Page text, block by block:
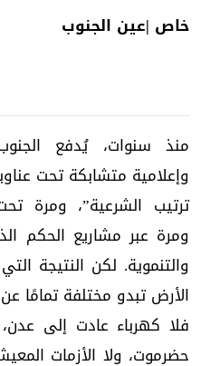
خاص |عين الجنوب
منذ سنوات، يُدفع
وإعلامية متشابكة تحت
ترتيب الشرعية”، ومرة
ومرة عبر مشاريع الحكم
والتنموية. لكن النتيجة
الأرض تبدو مختلفة تمامًا
فلا كهرباء عادت إلى
حضرموت، ولا الأزمات